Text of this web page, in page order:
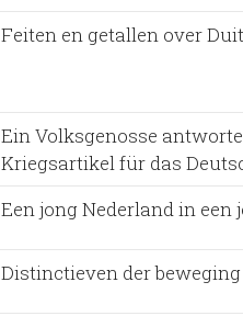
Feiten en getallen over
Ein Volksgenosse
Kriegsartikel für das
Een jong Nederland in een
Distinctieven der beweging